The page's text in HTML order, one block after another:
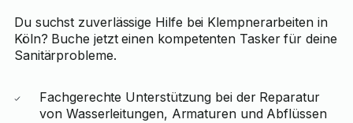
Du suchst zuverlässige Hilfe bei Klempnerarbeiten in
Köln? Buche jetzt einen kompetenten Tasker für deine
Sanitärprobleme.
Fachgerechte Unterstützung bei der Reparatur
von Wasserleitungen, Armaturen und Abflüssen